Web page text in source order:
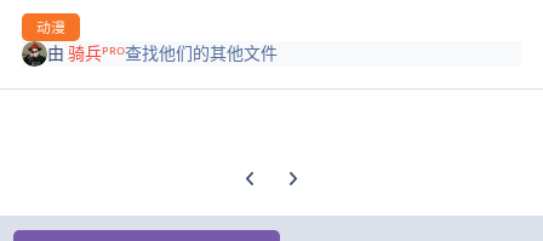
动漫
由骑兵ᴾᴿᴼ查找他们的其他文件
上一张轮播幻灯片
下一张轮播幻灯片